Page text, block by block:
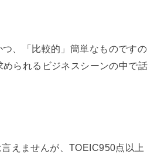
、「比較的」簡単なものですの
られるビジネスシーンの中で話
えませんが、TOEIC950点以上